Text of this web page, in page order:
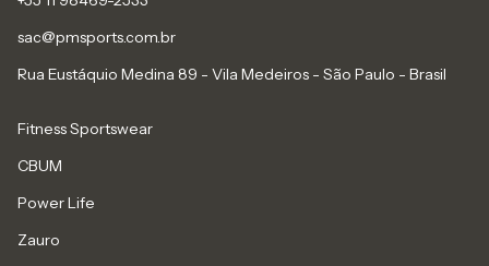
sac@pmsports.com.br
Rua Eustáquio Medina 89 - Vila Medeiros - São Paulo - Brasil
Fitness Sportswear
CBUM
Power Life
Zauro